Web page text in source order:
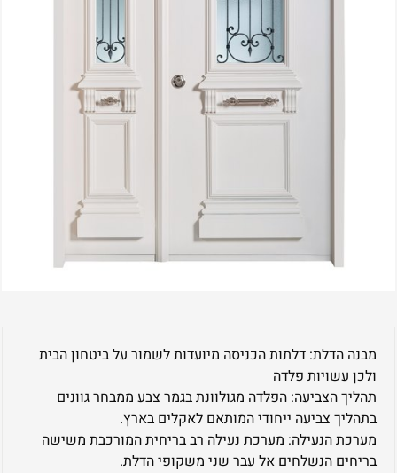
מבנה הדלת: דלתות הכניסה מיועדות לשמור על ביטחון הבית
ולכן עשויות פלדה
תהליך הצביעה: הפלדה מגולוונת בגמר צבע ממבחר גוונים
בתהליך צביעה ייחודי המותאם לאקלים בארץ.
מערכת הנעילה: מערכת נעילה רב בריחית המורכבת משישה
בריחים הנשלחים אל עבר שני משקופי הדלת.